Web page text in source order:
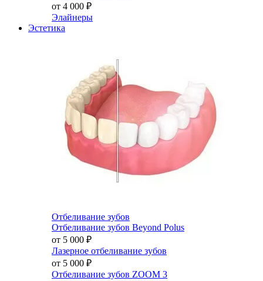
от 4 000 ₽
Элайнеры
Эстетика
Отбеливание зубов
Отбеливание зубов Beyond Polus
от 5 000 ₽
Лазерное отбеливание зубов
от 5 000 ₽
Отбеливание зубов ZOOM 3